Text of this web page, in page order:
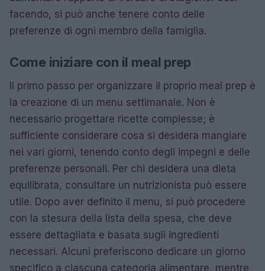
facendo, si può anche tenere conto delle
preferenze di ogni membro della famiglia.
Come iniziare con il meal prep
Il primo passo per organizzare il proprio meal prep è
la creazione di un menu settimanale. Non è
necessario progettare ricette complesse; è
sufficiente considerare cosa si desidera mangiare
nei vari giorni, tenendo conto degli impegni e delle
preferenze personali. Per chi desidera una dieta
equilibrata, consultare un nutrizionista può essere
utile. Dopo aver definito il menu, si può procedere
con la stesura della lista della spesa, che deve
essere dettagliata e basata sugli ingredienti
necessari. Alcuni preferiscono dedicare un giorno
specifico a ciascuna categoria alimentare, mentre